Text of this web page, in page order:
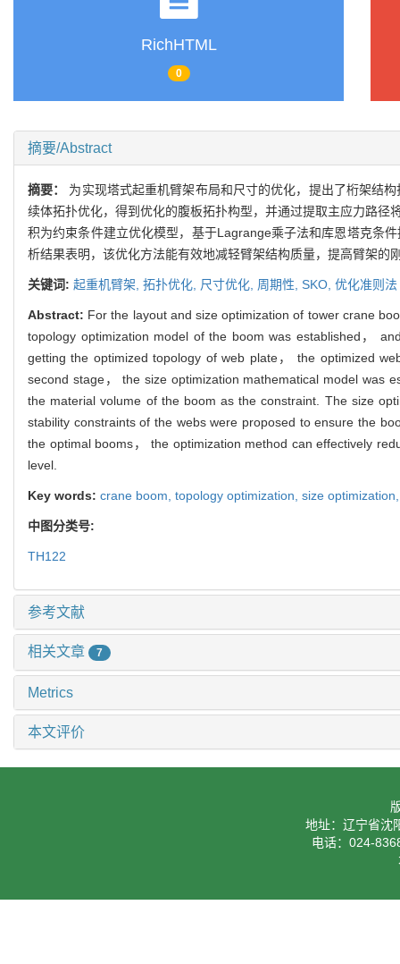
RichHTML
0
摘要/Abstract
摘要： 为实现塔式起重机臂架布局和尺寸的优化，提出了桁架结
续体拓扑优化，得到优化的腹板拓扑构型，并通过提取主应力路
积为约束条件建立优化模型，基于Lagrange乘子法和库恩塔克条
析结果表明，该优化方法能有效地减轻臂架结构质量，提高臂架的
关键词: 起重机臂架, 拓扑优化, 尺寸优化, 周期性, SKO, 优化准则法
Abstract: For the layout and size optimization of tower crane
topology optimization model of the boom was established，
getting the optimized topology of web plate， the optimized
second stage， the size optimization mathematical model was
the material volume of the boom as the constraint. The size
stability constraints of the webs were proposed to ensure the
the optimal booms， the optimization method can effectively
level.
Key words: crane boom, topology optimization, size
中图分类号:
TH122
参考文献
相关文章 7
Metrics
本文评价
地址：辽宁省沈
电话：024-